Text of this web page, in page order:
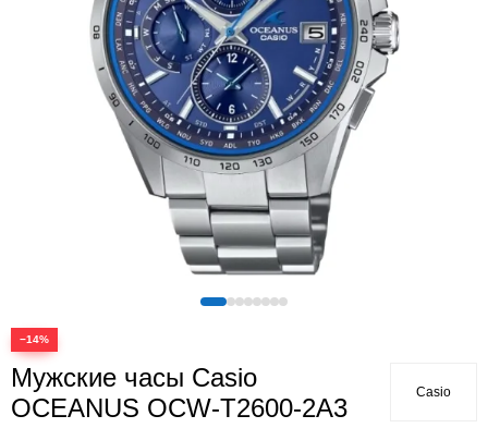
−14%
Мужские часы Casio
OCEANUS OCW-T2600-2A3
Casio